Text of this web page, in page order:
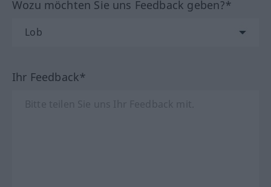
Wozu möchten Sie uns Feedback geben?*
Ihr Feedback*